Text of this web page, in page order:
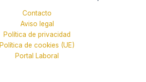
Contacto
Aviso legal
Política de privacidad
Política de cookies (UE)
Portal Laboral